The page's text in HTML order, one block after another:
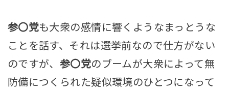
参〇党も大衆の感情に響くようなまっとうな
ことを話す、それは選挙前なので仕方がない
のですが、 参〇党のブームが大衆によって無
防備につくられた疑似環境のひとつになって